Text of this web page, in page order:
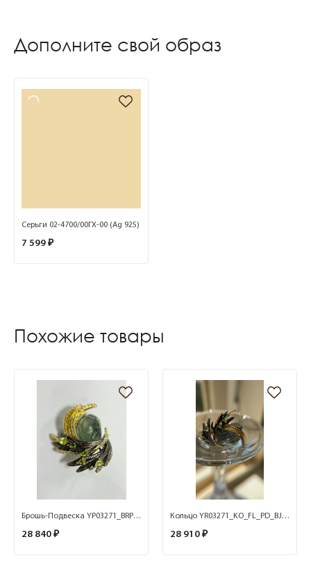
Дополните свой образ
Серьги 02-4700/00ГХ-00 (Ag 925)
7 599 ₽
Похожие товары
Брошь-Подвеска YP03271_BRP_FL_PD_BJ (Ag 925)
28 840 ₽
Кольцо YR03271_KO_FL_PD_BJ (Ag 925)
28 910 ₽